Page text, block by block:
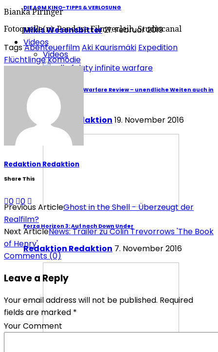
DIE AGM KINO-TIPPS & VERLOSUNG
Mikis Wesensbitter21. Februar 2019
Videos
Videos
Call of Duty: Infinite Warfare Review – unendliche Weiten auch in
PSVR
Redaktion Redaktion 19. November 2016
Forza Horizon 3: Auf nach Down Under
Redaktion Redaktion 7. November 2016
Bianka Piringer
Fotoquelle(n): Pandora Filmverleih, Studiocanal
TagsAbenteuerfilmAki Kaurismäki Expedition
Flüchtlingekomödie
Redaktion Redaktion
Share This
0 0
Previous ArticleGhost in the Shell - Überzeugt der
Realfilm?
Next ArticleNews: Trailer zu Colin Trevorrows 'The Book
of Henry'
Comments(0)
Leave a Reply
Your email address will not be published. Required
fields are marked *
Your Comment